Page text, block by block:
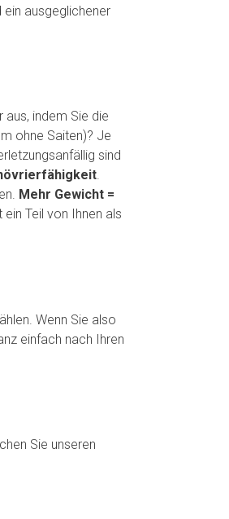
ein ausgeglichener
aus, indem Sie die
ohne Saiten)? Je
sind
.
Mehr Gewicht =
Teil von Ihnen als
Wenn Sie also
einfach nach Ihren
Sie unseren